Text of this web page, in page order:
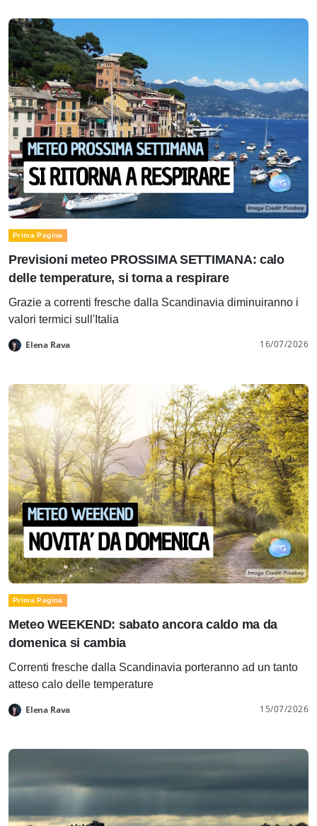
Prima Pagina
Previsioni meteo PROSSIMA SETTIMANA: calo
delle temperature, si torna a respirare
Grazie a correnti fresche dalla Scandinavia diminuiranno i
valori termici sull'Italia
Elena Rava 16/07/2026
Prima Pagina
Meteo WEEKEND: sabato ancora caldo ma da
domenica si cambia
Correnti fresche dalla Scandinavia porteranno ad un tanto
atteso calo delle temperature
Elena Rava 15/07/2026